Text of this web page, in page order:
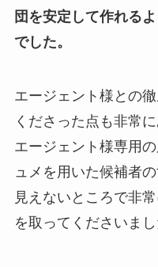
団を安定して作れる
でした。
エージェント様との
くださった点も非常
エージェント様専用
ュメを用いた候補者
見えないところで非
を取ってくださいまし